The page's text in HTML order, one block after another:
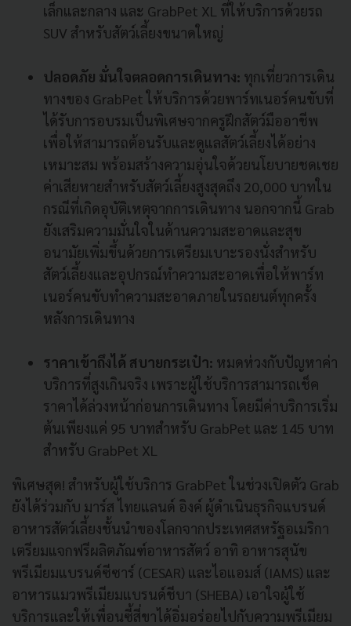
เล็กและกลาง และ GrabPet XL ที่ให้บริการด้วยรถ
SUV สำหรับสัตว์เลี้ยงขนาดใหญ่
ปลอดภัย มั่นใจตลอดการเดินทาง: ทุกเที่ยวการเดิน
ทางของ GrabPet ให้บริการด้วยพาร์ทเนอร์คนขับที่
ได้รับการอบรมเป็นพิเศษจากครูฝึกสัตว์มืออาชีพ
เพื่อให้สามารถต้อนรับและดูแลสัตว์เลี้ยงได้อย่าง
เหมาะสม พร้อมสร้างความอุ่นใจด้วยนโยบายชดเชย
ค่าเสียหายสำหรับสัตว์เลี้ยงสูงสุดถึง 20,000 บาทใน
กรณีที่เกิดอุบัติเหตุจากการเดินทาง นอกจากนี้ Grab
ยังเสริมความมั่นใจในด้านความสะอาดและสุข
อนามัยเพิ่มขึ้นด้วยการเตรียมเบาะรองนั่งสำหรับ
สัตว์เลี้ยงและอุปกรณ์ทำความสะอาดเพื่อให้พาร์ท
เนอร์คนขับทำความสะอาดภายในรถยนต์ทุกครั้ง
หลังการเดินทาง
ราคาเข้าถึงได้ สบายกระเป๋า: หมดห่วงกับปัญหาค่า
บริการที่สูงเกินจริง เพราะผู้ใช้บริการสามารถเช็ค
ราคาได้ล่วงหน้าก่อนการเดินทาง โดยมีค่าบริการเริ่ม
ต้นเพียงแค่ 95 บาทสำหรับ GrabPet และ 145 บาท
สำหรับ GrabPet XL
พิเศษสุด! สำหรับผู้ใช้บริการ GrabPet ในช่วงเปิดตัว Grab
ยังได้ร่วมกับ มาร์ส ไทยแลนด์ อิงค์ ผู้ดำเนินธุรกิจแบรนด์
อาหารสัตว์เลี้ยงชั้นนำของโลกจากประเทศสหรัฐอเมริกา
เตรียมแจกฟรีผลิตภัณฑ์อาหารสัตว์ อาทิ อาหารสุนัข
พรีเมียมแบรนด์ซีซาร์ (CESAR) และไอแอมส์ (IAMS) และ
อาหารแมวพรีเมียมแบรนด์ชีบา (SHEBA) เอาใจผู้ใช้
บริการและให้เพื่อนซี้สี่ขาได้อิ่มอร่อยไปกับความพรีเมียม